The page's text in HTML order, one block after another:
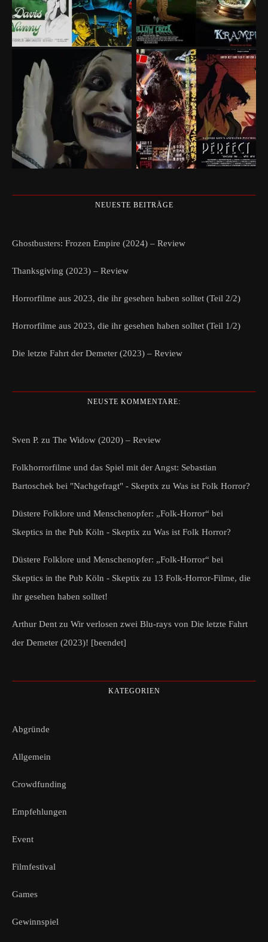
NEUESTE BEITRÄGE
Ghostbusters: Frozen Empire (2024) – Review
Thanksgiving (2023) – Review
Horrorfilme aus 2023, die ihr gesehen haben solltet (Teil 2/2)
Horrorfilme aus 2023, die ihr gesehen haben solltet (Teil 1/2)
Die letzte Fahrt der Demeter (2023) – Review
NEUSTE KOMMENTARE:
Sven P. zu The Widow (2020) – Review
Folkhorrorfilme und das Spiel mit der Angst: Sebastian
Bartoschek bei "Nachgefragt" - Skeptix zu Was ist Folk Horror?
Düstere Folklore und Menschenopfer: „Folk-Horror“ bei
Skeptics in the Pub Köln - Skeptix zu Was ist Folk Horror?
Düstere Folklore und Menschenopfer: „Folk-Horror“ bei
Skeptics in the Pub Köln - Skeptix zu 13 Folk-Horror-Filme, die
ihr gesehen haben solltet!
Arthur Dent zu Wir verlosen zwei Blu-rays von Die letzte Fahrt
der Demeter (2023)! [beendet]
KATEGORIEN
Abgründe
Allgemein
Crowdfunding
Empfehlungen
Event
Filmfestival
Games
Gewinnspiel